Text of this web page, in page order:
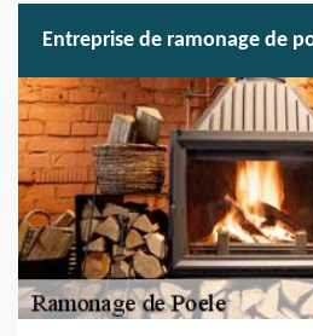
Entreprise de ramonage de